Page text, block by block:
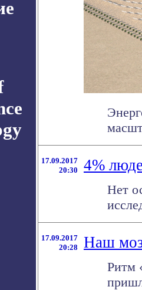
17.09.2017
20:30
4%
Нет
17.09.2017
20:28
Наш
Ритм